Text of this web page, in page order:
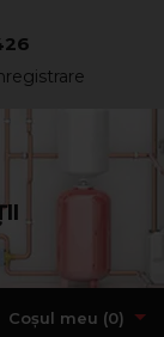
Coșul meu (0)